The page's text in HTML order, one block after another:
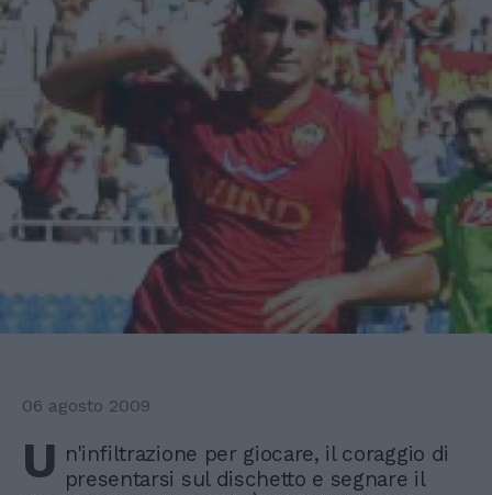
06 agosto 2009
U n'infiltrazione per giocare, il coraggio di
presentarsi sul dischetto e segnare il